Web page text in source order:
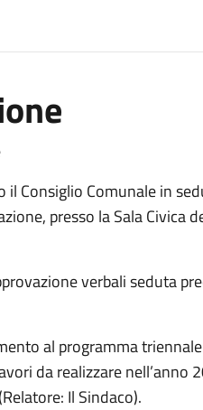
il Consiglio Comunale in
presso la Sala Civica
verbali seduta
al programma
da realizzare
Il Sindaco).